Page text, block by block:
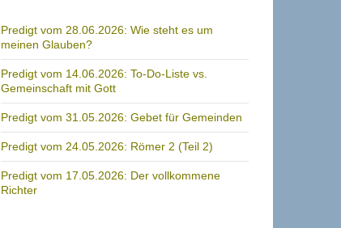
Predigt vom 28.06.2026: Wie steht es um
meinen Glauben?
Predigt vom 14.06.2026: To-Do-Liste vs.
Gemeinschaft mit Gott
Predigt vom 31.05.2026: Gebet für Gemeinden
Predigt vom 24.05.2026: Römer 2 (Teil 2)
Predigt vom 17.05.2026: Der vollkommene
Richter